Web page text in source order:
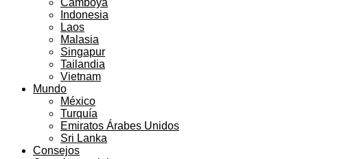
Indonesia
Laos
Malasia
Singapur
Tailandia
Vietnam
Mundo
México
Turquía
Emiratos Árabes Unidos
Sri Lanka
Consejos